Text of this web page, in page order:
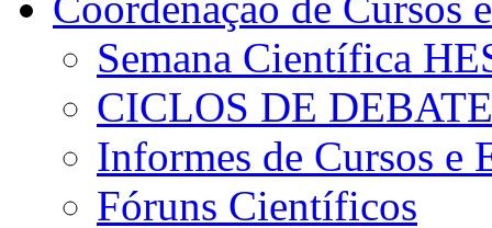
Semana Científica
CICLOS DE
Informes de Cursos e
Fóruns Científicos